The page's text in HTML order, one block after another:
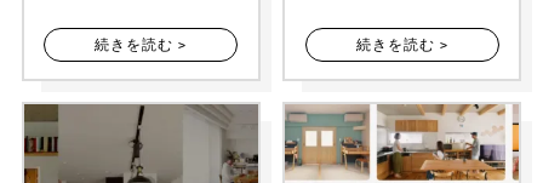
続きを読む > 続きを読む >